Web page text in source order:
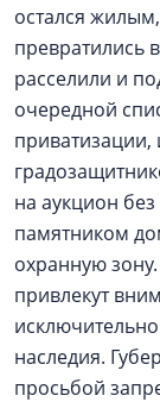
остался
превратились
расселили и
очередной
на аукцион
памятником
охранную
привлекут
наследия.
просьбой